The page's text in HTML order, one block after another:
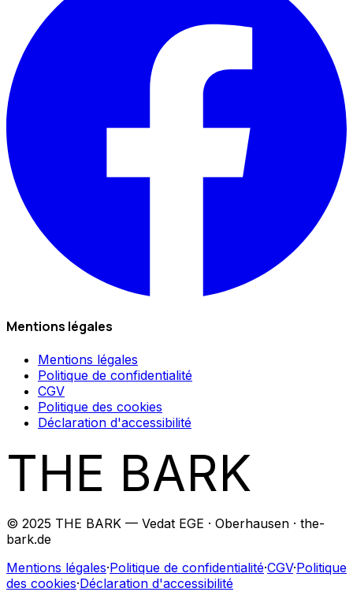
Mentions légales
Mentions légales
Politique de confidentialité
CGV
Politique des cookies
Déclaration d'accessibilité
THE BARK
© 2025 THE BARK — Vedat EGE · Oberhausen · the-
bark.de
Mentions légales·Politique de confidentialité·CGV·Politique
des cookies·Déclaration d'accessibilité